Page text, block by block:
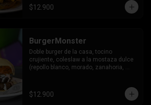
$12.900
BurgerMonster
Doble burger de la casa, tocino
crujiente, coleslaw a la mostaza dulce
(repollo blanco, morado, zanahoria,
$12.900